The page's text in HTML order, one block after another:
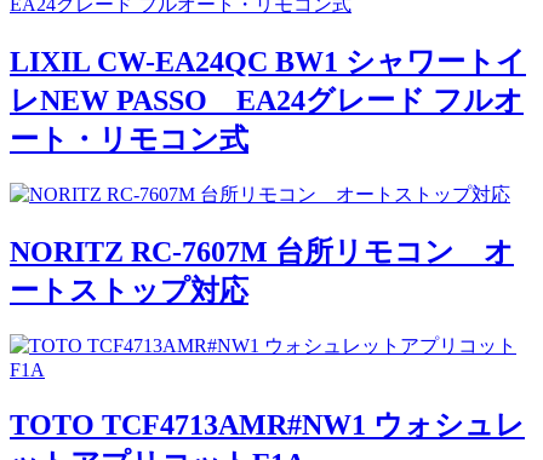
LIXIL CW-EA24QC BW1 シャワートイ
レNEW PASSO EA24グレード フルオ
ート・リモコン式
NORITZ RC-7607M 台所リモコン オ
ートストップ対応
TOTO TCF4713AMR#NW1 ウォシュレ